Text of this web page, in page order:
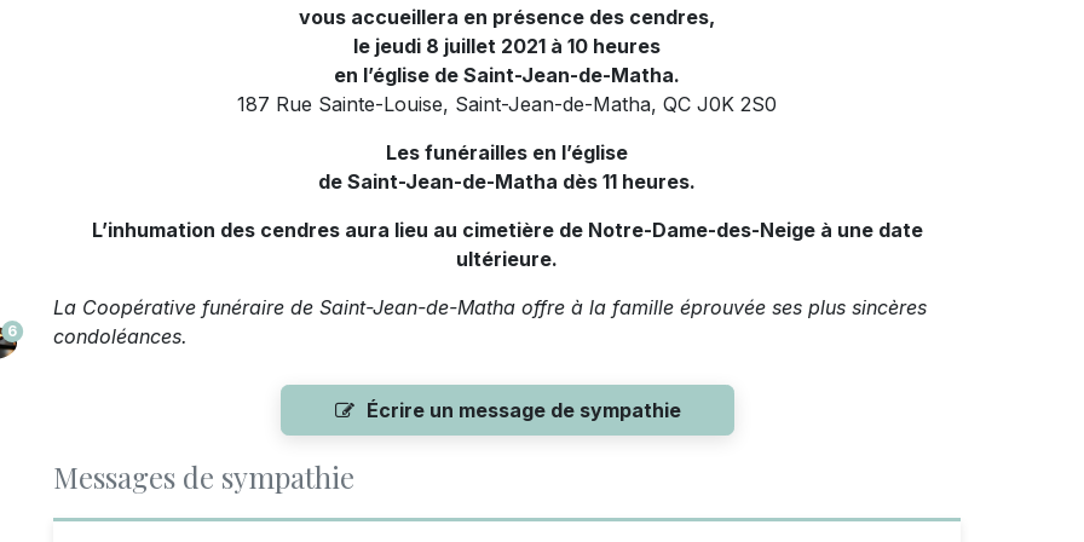
6
vous accueillera en présence des cendres,
le jeudi 8 juillet 2021 à 10 heures
en l’église de Saint-Jean-de-Matha.
187 Rue Sainte-Louise, Saint-Jean-de-Matha, QC J0K 2S0
Les funérailles en l’église
de Saint-Jean-de-Matha dès 11 heures.
L’inhumation des cendres aura lieu au cimetière de Notre-Dame-des-Neige à une date
ultérieure.
La Coopérative funéraire de Saint-Jean-de-Matha offre à la famille éprouvée ses plus sincères
condoléances.
Écrire un message de sympathie
Messages de sympathie